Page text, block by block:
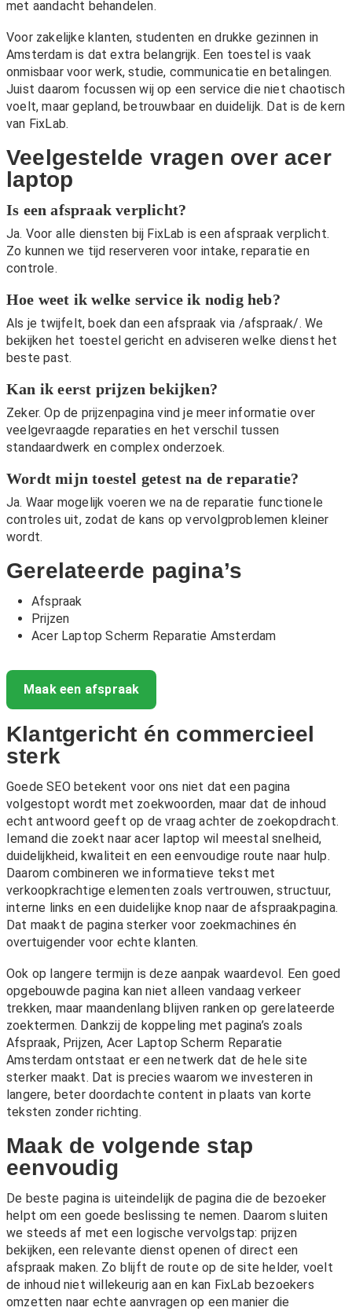
met aandacht behandelen.
Voor zakelijke klanten, studenten en drukke gezinnen in
Amsterdam is dat extra belangrijk. Een toestel is vaak
onmisbaar voor werk, studie, communicatie en betalingen.
Juist daarom focussen wij op een service die niet chaotisch
voelt, maar gepland, betrouwbaar en duidelijk. Dat is de kern
van FixLab.
Veelgestelde vragen over acer
laptop
Is een afspraak verplicht?
Ja. Voor alle diensten bij FixLab is een afspraak verplicht.
Zo kunnen we tijd reserveren voor intake, reparatie en
controle.
Hoe weet ik welke service ik nodig heb?
Als je twijfelt, boek dan een afspraak via /afspraak/. We
bekijken het toestel gericht en adviseren welke dienst het
beste past.
Kan ik eerst prijzen bekijken?
Zeker. Op de prijzenpagina vind je meer informatie over
veelgevraagde reparaties en het verschil tussen
standaardwerk en complex onderzoek.
Wordt mijn toestel getest na de reparatie?
Ja. Waar mogelijk voeren we na de reparatie functionele
controles uit, zodat de kans op vervolgproblemen kleiner
wordt.
Gerelateerde pagina’s
Afspraak
Prijzen
Acer Laptop Scherm Reparatie Amsterdam
Maak een afspraak
Klantgericht én commercieel
sterk
Goede SEO betekent voor ons niet dat een pagina
volgestopt wordt met zoekwoorden, maar dat de inhoud
echt antwoord geeft op de vraag achter de zoekopdracht.
Iemand die zoekt naar acer laptop wil meestal snelheid,
duidelijkheid, kwaliteit en een eenvoudige route naar hulp.
Daarom combineren we informatieve tekst met
verkoopkrachtige elementen zoals vertrouwen, structuur,
interne links en een duidelijke knop naar de afspraakpagina.
Dat maakt de pagina sterker voor zoekmachines én
overtuigender voor echte klanten.
Ook op langere termijn is deze aanpak waardevol. Een goed
opgebouwde pagina kan niet alleen vandaag verkeer
trekken, maar maandenlang blijven ranken op gerelateerde
zoektermen. Dankzij de koppeling met pagina’s zoals
Afspraak, Prijzen, Acer Laptop Scherm Reparatie
Amsterdamontstaat er een netwerk dat de hele site
sterker maakt. Dat is precies waarom we investeren in
langere, beter doordachte content in plaats van korte
teksten zonder richting.
Maak de volgende stap
eenvoudig
De beste pagina is uiteindelijk de pagina die de bezoeker
helpt om een goede beslissing te nemen. Daarom sluiten
we steeds af met een logische vervolgstap: prijzen
bekijken, een relevante dienst openen of direct een
afspraak maken. Zo blijft de route op de site helder, voelt
de inhoud niet willekeurig aan en kan FixLab bezoekers
omzetten naar echte aanvragen op een manier die